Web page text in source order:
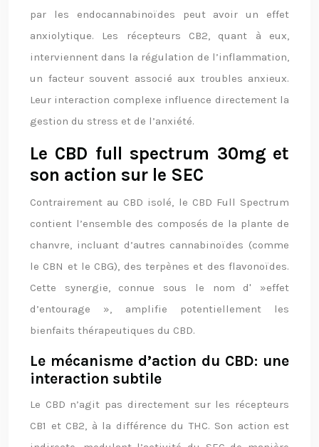
par les endocannabinoïdes peut avoir un effet
anxiolytique. Les récepteurs CB2, quant à eux,
interviennent dans la régulation de l’inflammation,
un facteur souvent associé aux troubles anxieux.
Leur interaction complexe influence directement la
gestion du stress et de l’anxiété.
Le CBD full spectrum 30mg et
son action sur le SEC
Contrairement au CBD isolé, le CBD Full Spectrum
contient l’ensemble des composés de la plante de
chanvre, incluant d’autres cannabinoïdes (comme
le CBN et le CBG), des terpènes et des flavonoïdes.
Cette synergie, connue sous le nom d' »effet
d’entourage », amplifie potentiellement les
bienfaits thérapeutiques du CBD.
Le mécanisme d’action du CBD: une
interaction subtile
Le CBD n’agit pas directement sur les récepteurs
CB1 et CB2, à la différence du THC. Son action est